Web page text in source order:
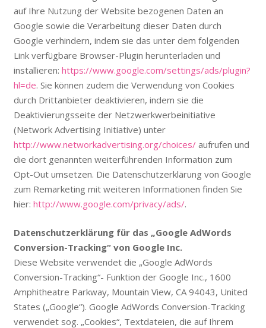
auf Ihre Nutzung der Website bezogenen Daten an
Google sowie die Verarbeitung dieser Daten durch
Google verhindern, indem sie das unter dem folgenden
Link verfügbare Browser-Plugin herunterladen und
installieren: https://www.google.com/settings/ads/plugin?
hl=de. Sie können zudem die Verwendung von Cookies
durch Drittanbieter deaktivieren, indem sie die
Deaktivierungsseite der Netzwerkwerbeinitiative
(Network Advertising Initiative) unter
http://www.networkadvertising.org/choices/aufrufen und
die dort genannten weiterführenden Information zum
Opt-Out umsetzen. Die Datenschutzerklärung von Google
zum Remarketing mit weiteren Informationen finden Sie
hier: http://www.google.com/privacy/ads/.
Datenschutzerklärung für das „Google AdWords
Conversion-Tracking“ von Google Inc.
Diese Website verwendet die „Google AdWords
Conversion-Tracking“- Funktion der Google Inc., 1600
Amphitheatre Parkway, Mountain View, CA 94043, United
States („Google“). Google AdWords Conversion-Tracking
verwendet sog. „Cookies“, Textdateien, die auf Ihrem